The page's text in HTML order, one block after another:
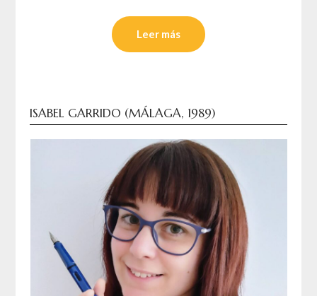
Leer más
ISABEL GARRIDO (MÁLAGA, 1989)